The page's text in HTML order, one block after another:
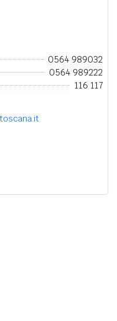
0564 989032
0564 989222
116 117